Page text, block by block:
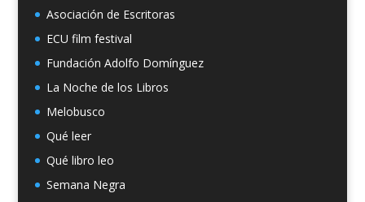
Asociación de Escritoras
ECU film festival
Fundación Adolfo Domínguez
La Noche de los Libros
Melobusco
Qué leer
Qué libro leo
Semana Negra